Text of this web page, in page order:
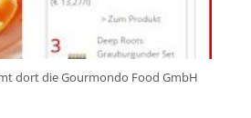
dort die Gourmondo Food GmbH